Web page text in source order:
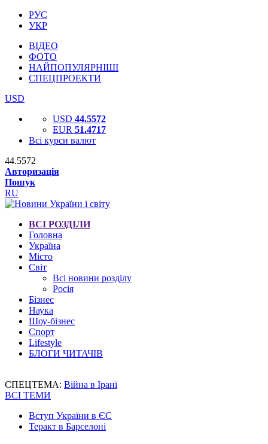
РУС
УКР
ВІДЕО
ФОТО
НАЙПОПУЛЯРНІШІ
СПЕЦПРОЕКТИ
USD
USD 44.5572
EUR 51.4717
Всі курси валют
44.5572
Авторизація
Пошук
RU
ВСІ РОЗДІЛИ
Головна
Україна
Місто
Світ
Всі новини розділу
Росія
Бізнес
Наука
Шоу-бізнес
Спорт
Lifestyle
БЛОГИ ЧИТАЧІВ
СПЕЦТЕМА: Війна в Ірані
ВСІ ТЕМИ
Вступ України в ЄС
Теракт в Барселоні